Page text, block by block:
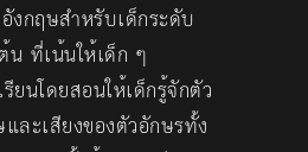
งกฤษสำหรับเด็กระดับ
ที่เน้นให้เด็ก ๆ
ยนโดยสอนให้เด็กรู้จักตัว
ละเสียงของตัวอักษรทั้ง